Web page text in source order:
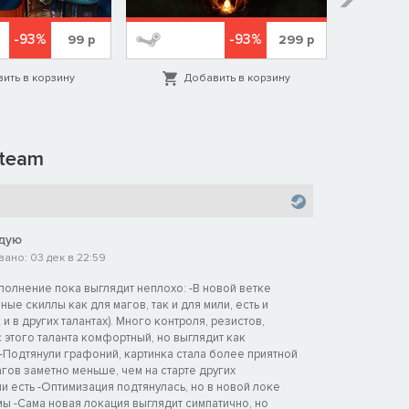
-93% 99р
в корзину
-93% 299 р
Добавить в корзину
03 дек в 22:59
пока выглядит неплохо: -В новой ветке
скиллы как для магов, так и для мили, есть и
в других талантах). Много контроля, резистов,
этого таланта комфортный, но выглядит как
графоний, картинка стала более приятной
заметно меньше, чем на старте других
есть -Оптимизация подтянулась, но в новой локе
-Сама новая локация выглядит симпатично, но